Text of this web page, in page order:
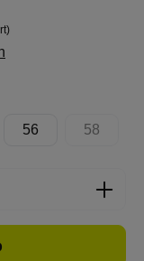
verfügbar.)nicht verfügbar.)
Option ist zurzeit nicht
56 58
(Diese